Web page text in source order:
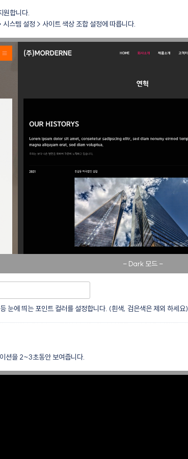
합니다.
스템 설정 > 사이트 색상 조합 설정에 따릅니다.
- Dark 모드 -
눈에 띄는 포인트 컬러를 설정합니다. (흰색, 검은색은 제외 하세요)
션을 2~3초동안 보여줍니다.